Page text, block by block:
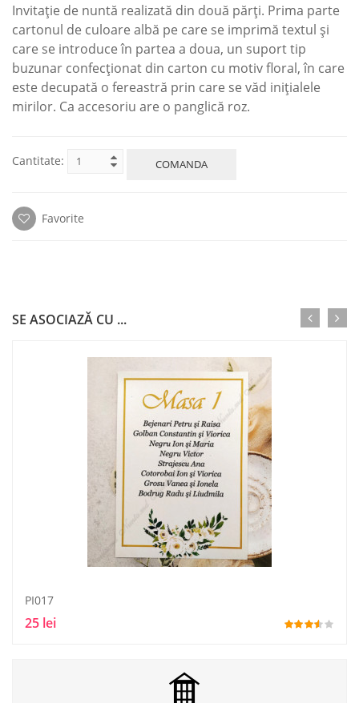
Invitație de nuntă realizată din două părți. Prima parte
cartonul de culoare albă pe care se imprimă textul și
care se introduce în partea a doua, un suport tip
buzunar confecționat din carton cu motiv floral, în care
este decupată o fereastră prin care se văd inițialele
mirilor. Ca accesoriu are o panglică roz.
Cantitate: COMANDA
Favorite
SE ASOCIAZĂ CU ...
PI017
25 lei